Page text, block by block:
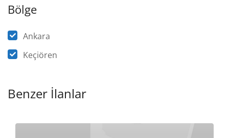
Bölge
Ankara
Keçiören
Benzer İlanlar